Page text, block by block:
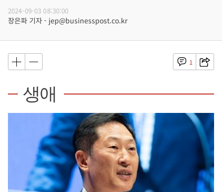
2024-09-03 08:30:00
장은파 기자 - jep@businesspost.co.kr
1
생애